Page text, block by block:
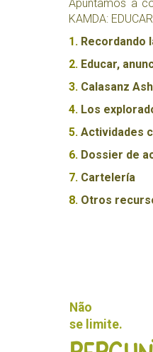
Apuntamos a
KAMDA:
1. Recordando
2. Educar,
3. Calasanz
4. Los
5. Actividades
6. Dossier de
7. Cartelería
8. Otros
Não
se limite.